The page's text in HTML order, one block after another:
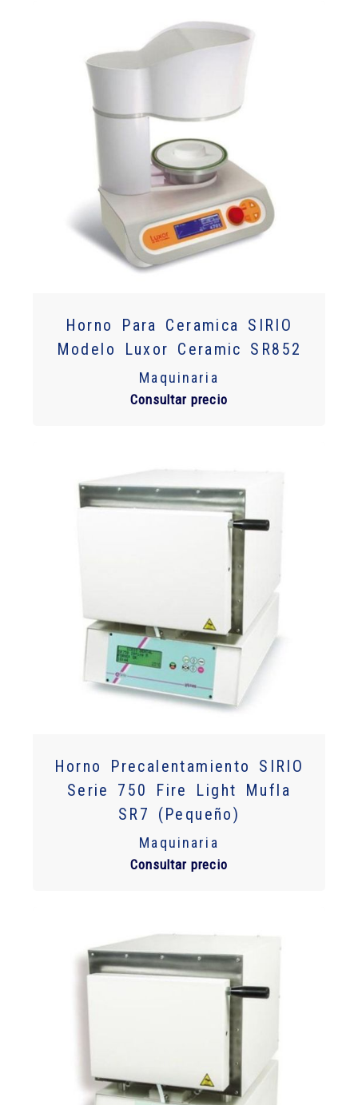
Horno Para Ceramica SIRIO
Modelo Luxor Ceramic SR852
Maquinaria
Consultar precio
Horno Precalentamiento SIRIO
Serie 750 Fire Light Mufla
SR7 (Pequeño)
Maquinaria
Consultar precio